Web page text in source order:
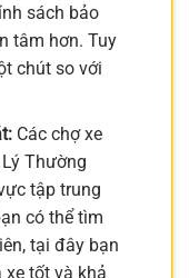
sách bảo
tâm hơn. Tuy
chút so với
Các chợ xe
Thường
tập trung
có thể tìm
tại đây bạn
tốt và khả